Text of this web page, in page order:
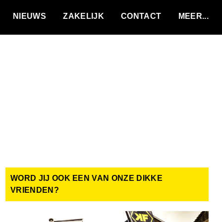
NIEUWS ZAKELIJK CONTACT
WORD JIJ OOK EEN VAN ONZE DIKKE
VRIENDEN?